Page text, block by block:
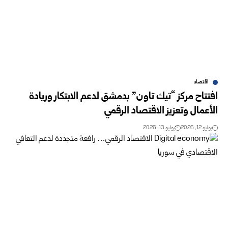
اقتصاد
افتتاح مركز “تيك تاون” بدمشق لدعم الابتكار وريادة
الأعمال وتعزيز الاقتصاد الرقمي
يوليو 12, 2026 يوليو 13, 2026